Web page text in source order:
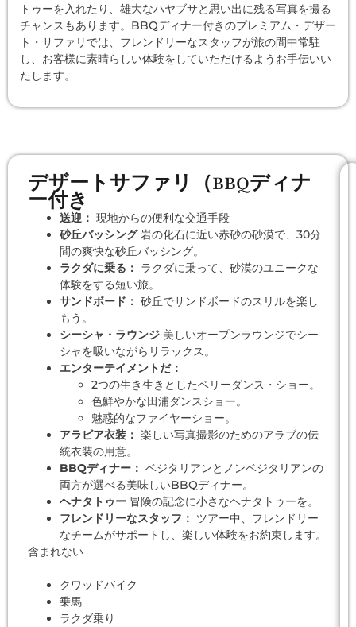
トゥーを入れたり、雄大なハヤブサと思い出に残る写真を撮る
チャンスもあります。BBQディナー付きのプレミアム・デザー
ト・サファリでは、フレンドリーなスタッフが旅の間中常駐
し、お客様に素晴らしい体験をしていただけるようお手伝いい
たします。
デザートサファリ（BBQディナ
ー付き
送迎： 現地からの便利な交通手段
砂丘バッシング岩の化石に近い赤砂の砂漠で、30分
間の爽快な砂丘バッシング。
ラクダに乗る： ラクダに乗って、砂漠のユニークな
体験をする短い旅。
サンドボード： 砂丘でサンドボードのスリルを楽し
もう。
シーシャ・ラウンジ 美しいオープンラウンジでシー
シャを吸いながらリラックス。
エンターテイメントだ：
2つの生き生きとしたベリーダンス・ショー。
色鮮やかな田浦ダンスショー。
魅惑的なファイヤーショー。
アラビア衣装： 楽しい写真撮影のためのアラブの伝
統衣装の用意。
BBQディナー： ベジタリアンとノンベジタリアンの
両方が選べる美味しいBBQディナー。
ヘナタトゥー 冒険の記念に小さなヘナタトゥーを。
フレンドリーなスタッフ： ツアー中、フレンドリー
なチームがサポートし、楽しい体験をお約束します。
含まれない
クワッドバイク
乗馬
ラクダ乗り